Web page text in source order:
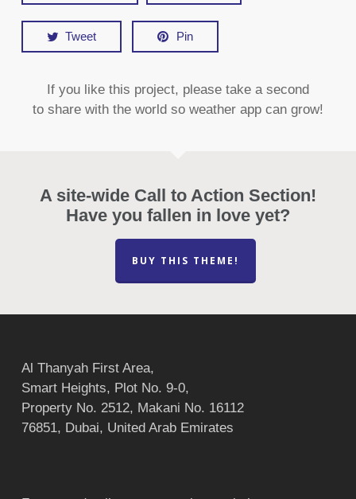
Tweet Pin
If you like this project, please take a second
to share with the world so weather app can grow!
A site-wide Call to Action Section!
Have you fallen in love yet?
BUY THIS THEME!
Al Thanyah First Area,
Smart Heights, Plot No. 9-0,
Property No. 2512, Makani No. 16112
76851, Dubai, United Arab Emirates